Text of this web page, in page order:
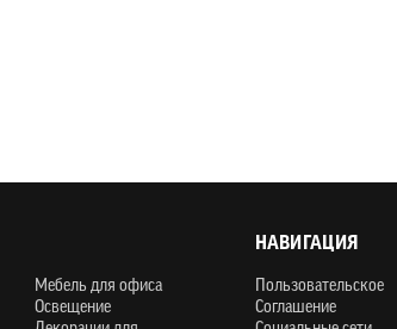
Мебель для офиса
Освещение
НАВИГАЦИЯ
Пользовательское
Соглашение